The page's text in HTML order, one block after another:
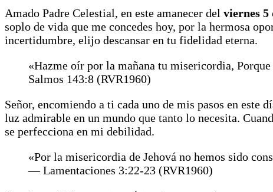
Amado Padre Celestial, en este amanecer del viernes 5
soplo de vida que me concedes hoy, por la hermosa
incertidumbre, elijo descansar en tu fidelidad eterna.
«Hazme oír por la mañana tu misericordia,
Salmos 143:8 (RVR1960)
Señor, encomiendo a ti cada uno de mis pasos en
luz admirable en un mundo que tanto lo necesita.
se perfecciona en mi debilidad.
«Por la misericordia de Jehová no hemos sido
— Lamentaciones 3:22-23 (RVR1960)